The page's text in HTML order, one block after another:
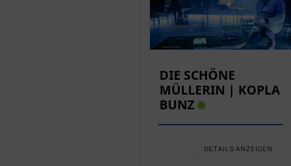
DIE SCHÖNE
MÜLLERIN | KOPLA
BUNZ
DETAILS ANZEIGEN